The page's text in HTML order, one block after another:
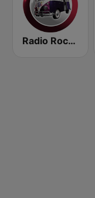
Radio Rock On